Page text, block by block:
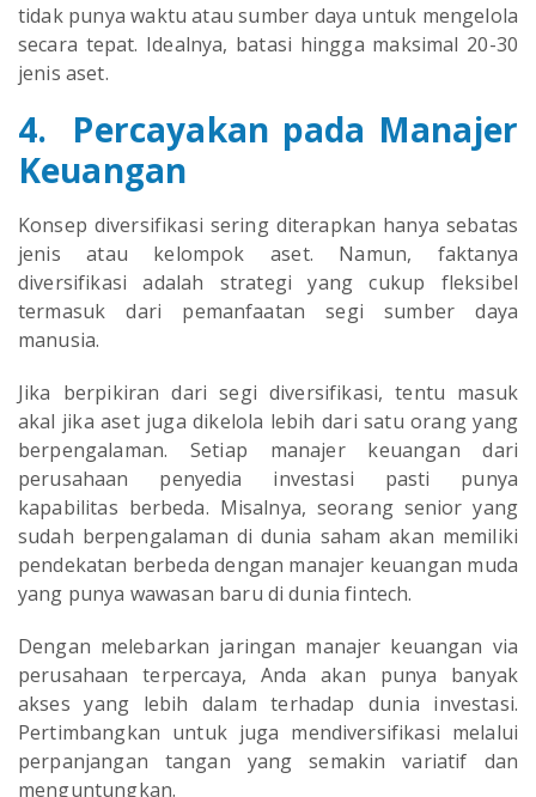
tidak punya waktu atau sumber daya untuk mengelola
secara tepat. Idealnya, batasi hingga maksimal 20-30
jenis aset.
4. Percayakan pada Manajer
Keuangan
Konsep diversifikasi sering diterapkan hanya sebatas
jenis atau kelompok aset. Namun, faktanya
diversifikasi adalah strategi yang cukup fleksibel
termasuk dari pemanfaatan segi sumber daya
manusia.
Jika berpikiran dari segi diversifikasi, tentu masuk
akal jika aset juga dikelola lebih dari satu orang yang
berpengalaman. Setiap manajer keuangan dari
perusahaan penyedia investasi pasti punya
kapabilitas berbeda. Misalnya, seorang senior yang
sudah berpengalaman di dunia saham akan memiliki
pendekatan berbeda dengan manajer keuangan muda
yang punya wawasan baru di dunia fintech.
Dengan melebarkan jaringan manajer keuangan via
perusahaan terpercaya, Anda akan punya banyak
akses yang lebih dalam terhadap dunia investasi.
Pertimbangkan untuk juga mendiversifikasi melalui
perpanjangan tangan yang semakin variatif dan
menguntungkan.